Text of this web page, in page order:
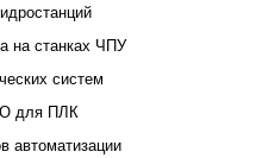
на станках ЧПУ
систем
для ПЛК
автоматизации